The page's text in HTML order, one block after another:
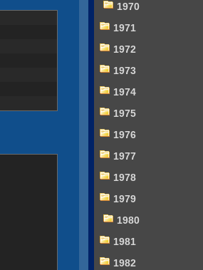
1970
1971
1972
1973
1974
1975
1976
1977
1978
1979
1980
1981
1982